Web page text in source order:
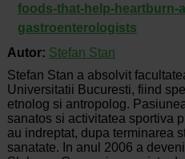
foods-that-help-heartburn-
gastroenterologists
Autor: Stefan Stan
Stefan Stan a absolvit
Universitatii Bucuresti, fiind
etnolog si antropolog.
sanatos si activitatea sportiva
au indreptat, dupa terminarea
sanatate. In anul 2006 a